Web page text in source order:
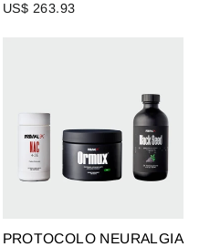
US$ 263.93
PROTOCOLO NEURALGIA